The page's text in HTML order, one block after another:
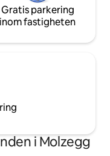
Gratis parkering
inom fastigheten
i Molzegg